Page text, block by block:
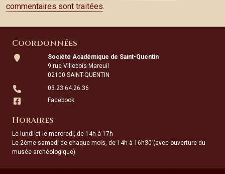
commentaires sont traitées.
Coordonnées
Société Académique de Saint-Quentin
9 rue Villebois Mareuil
02100 SAINT-QUENTIN
03.23.64.26.36
Facebook
Horaires
Le lundi et le mercredi, de 14h à 17h
Le 2ème samedi de chaque mois, de 14h à 16h30 (avec ouverture du
musée archéologique)